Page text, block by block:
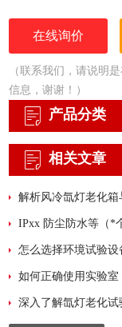
在线询价
（联系我们，请说明
信息，谢谢！）
产品分类
相关文章
解析风冷氙灯老化箱
IPxx 防尘防水等（*
怎么选择环境试验设
如何正确使用实验
深入了解氙灯老化试